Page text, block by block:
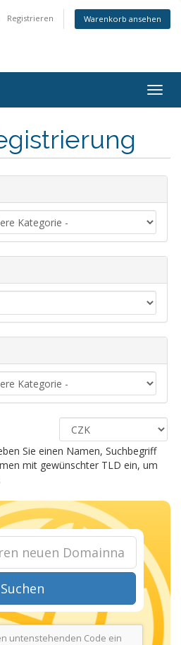
Registrieren Warenkorb ansehen
Sie einen Namen, Suchbegriff
mit gewünschter TLD ein, um
Suchen
untenstehenden Code ein